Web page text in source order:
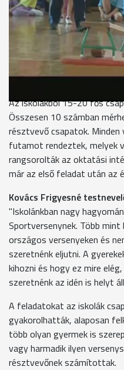
Havasi Attila - diáksport
"Mi ennek nagyon örülünk.
szó, akik most itt
nagy számban elkísérték
mindenki látja, hogy
munka van, de megvan a
Az iskolákból 15-20 fős
Összesen 10 számban
résztvevő csapatok.
futamot rendeztek, melyek
rangsorolták az oktatási
már az első feladat után az
Kovács Frigyesné
"Iskolánkban nagy
Sportversenynek. Több
országos versenyeken és
szeretnénk eljutni. A
kihozni és hogy ez mire
szeretnénk az idén is helyt
A feladatokat az iskolák
gyakorolhatták, alaposan
több olyan gyermek is
vagy harmadik ilyen
résztvevőnek számítottak.